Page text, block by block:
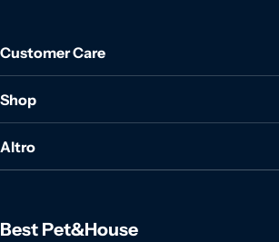
Customer Care
Shop
Altro
Best Pet&House